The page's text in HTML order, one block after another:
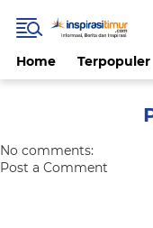
Home Terpopuler
No comments:
Post a Comment